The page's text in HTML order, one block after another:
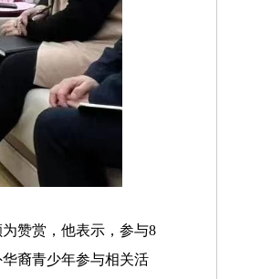
赞赏，他表示，参与8
裔青少年参与相关活